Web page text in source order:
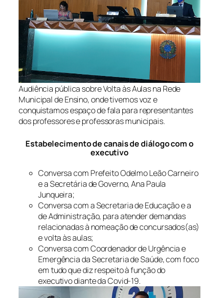
Audiência pública sobre Volta às Aulas na Rede
Municipal de Ensino, onde tivemos voz e
conquistamos espaço de fala para representantes
dos professores e professoras municipais.
Estabelecimento de canais de diálogo com o
executivo
Conversa com Prefeito Odelmo Leão Carneiro
e a Secretária de Governo, Ana Paula
Junqueira;
Conversa com a Secretaria de Educação e a
de Administração, para atender demandas
relacionadas à nomeação de concursados(as)
e volta às aulas;
Conversa com Coordenador de Urgência e
Emergência da Secretaria de Saúde, com foco
em tudo que diz respeito à função do
executivo diante da Covid-19.